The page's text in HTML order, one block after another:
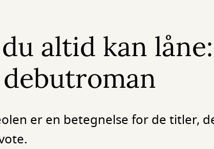
altid kan
er en betegnelse for de titler,